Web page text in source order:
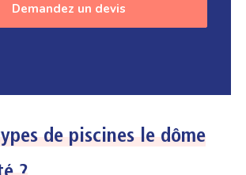
Demandez un devis
de piscines le dôme